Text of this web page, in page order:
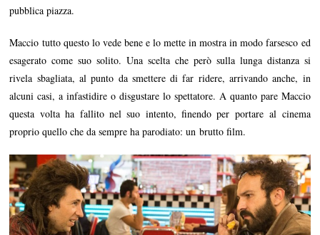
pubblica piazza.
Maccio tutto questo lo vede bene e lo mette in mostra in modo farsesco ed
esagerato come suo solito. Una scelta che però sulla lunga distanza si
rivela sbagliata, al punto da smettere di far ridere, arrivando anche, in
alcuni casi, a infastidire o disgustare lo spettatore. A quanto pare Maccio
questa volta ha fallito nel suo intento, finendo per portare al cinema
proprio quello che da sempre ha parodiato: un brutto film.